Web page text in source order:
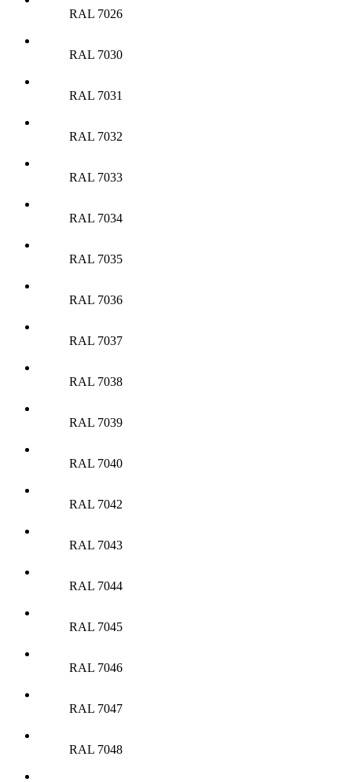
RAL 7026
RAL 7030
RAL 7031
RAL 7032
RAL 7033
RAL 7034
RAL 7035
RAL 7036
RAL 7037
RAL 7038
RAL 7039
RAL 7040
RAL 7042
RAL 7043
RAL 7044
RAL 7045
RAL 7046
RAL 7047
RAL 7048